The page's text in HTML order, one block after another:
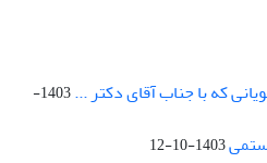
که با جناب آقای دکتر ...
1403-
1403-10-12